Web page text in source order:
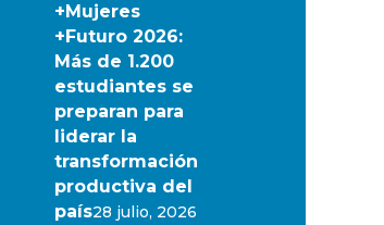
+Mujeres
+Futuro 2026:
Más de 1.200
estudiantes se
preparan para
liderar la
transformación
productiva del
país28 julio, 2026